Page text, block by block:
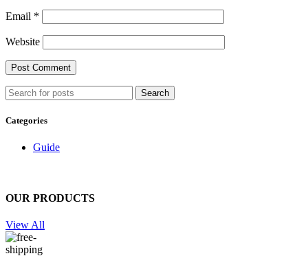
Email *
Website
Search
Categories
Guide
OUR PRODUCTS
View All